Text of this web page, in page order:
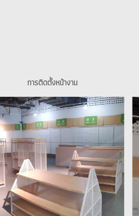
การติดตั้งหน้างาน